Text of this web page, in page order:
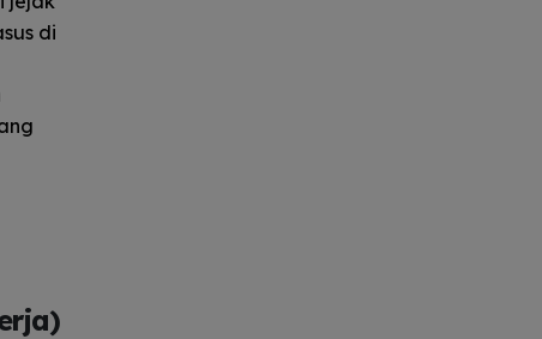
di